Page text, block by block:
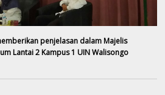
penjelasan dalam Majelis
Lantai 2 Kampus 1 UIN Walisongo